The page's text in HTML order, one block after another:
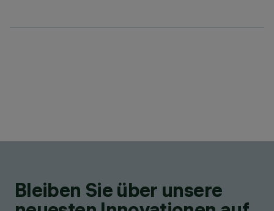
Bleiben Sie über unsere